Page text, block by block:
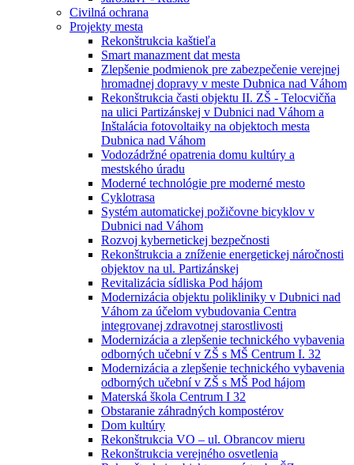
Civilná ochrana
Projekty mesta
Rekonštrukcia kaštieľa
Smart manazment dat mesta
Zlepšenie podmienok pre zabezpečenie verejnej
hromadnej dopravy v meste Dubnica nad Váhom
Rekonštrukcia časti objektu II. ZŠ - Telocvičňa
na ulici Partizánskej v Dubnici nad Váhom a
Inštalácia fotovoltaiky na objektoch mesta
Dubnica nad Váhom
Vodozádržné opatrenia domu kultúry a
mestského úradu
Moderné technológie pre moderné mesto
Cyklotrasa
Systém automatickej požičovne bicyklov v
Dubnici nad Váhom
Rozvoj kybernetickej bezpečnosti
Rekonštrukcia a zníženie energetickej náročnosti
objektov na ul. Partizánskej
Revitalizácia sídliska Pod hájom
Modernizácia objektu polikliniky v Dubnici nad
Váhom za účelom vybudovania Centra
integrovanej zdravotnej starostlivosti
Modernizácia a zlepšenie technického vybavenia
odborných učební v ZŠ s MŠ Centrum I. 32
Modernizácia a zlepšenie technického vybavenia
odborných učební v ZŠ s MŠ Pod hájom
Materská škola Centrum I 32
Obstaranie záhradných kompostérov
Dom kultúry
Rekonštrukcia VO – ul. Obrancov mieru
Rekonštrukcia verejného osvetlenia